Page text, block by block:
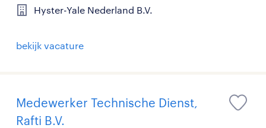
Hyster-Yale Nederland B.V.
bekijk vacature
Medewerker Technische Dienst,
Rafti B.V.